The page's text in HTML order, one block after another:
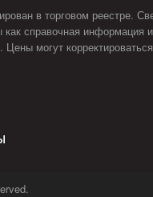
в торговом реестре.
как справочная информация
могут